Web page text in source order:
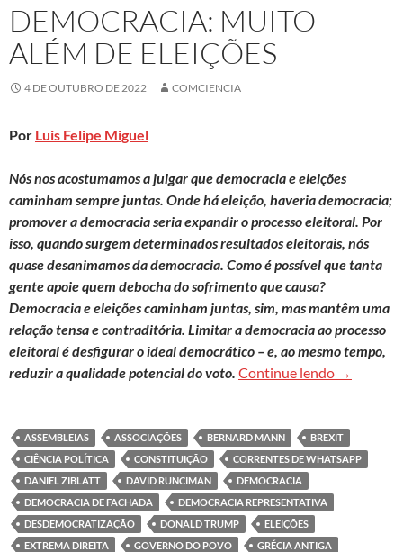
DEMOCRACIA: MUITO
ALÉM DE ELEIÇÕES
4 DE OUTUBRO DE 2022 COMCIENCIA
Por Luis Felipe Miguel
Nós nos acostumamos a julgar que democracia e eleições
caminham sempre juntas. Onde há eleição, haveria democracia;
promover a democracia seria expandir o processo eleitoral. Por
isso, quando surgem determinados resultados eleitorais, nós
quase desanimamos da democracia. Como é possível que tanta
gente apoie quem debocha do sofrimento que causa?
Democracia e eleições caminham juntas, sim, mas mantêm uma
relação tensa e contraditória. Limitar a democracia ao processo
eleitoral é desfigurar o ideal democrático – e, ao mesmo tempo,
reduzir a qualidade potencial do voto. Continue lendo →
ASSEMBLEIAS ASSOCIAÇÕES BERNARD MANN
BREXIT
CIÊNCIA POLÍTICA
CONSTITUIÇÃO
CORRENTES DE WHATSAPP
DANIEL ZIBLATT
DAVID RUNCIMAN
DEMOCRACIA
DEMOCRACIA DE FACHADA
DEMOCRACIA REPRESENTATIVA
DESDEMOCRATIZAÇÃO
DONALD TRUMP
ELEIÇÕES
EXTREMA DIREITA
GOVERNO DO POVO
GRÉCIA ANTIGA